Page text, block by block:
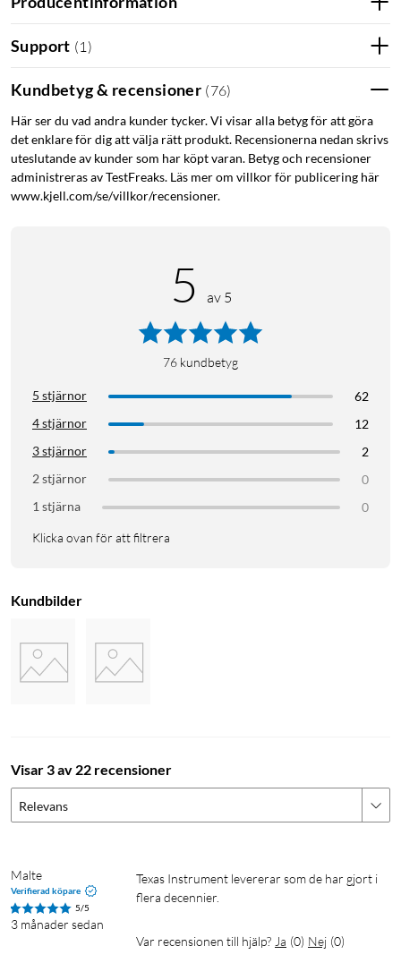
även anslutas till Windows-dator eller Mac. Kan också via
USB-anslutningen till en dator projicera räknarens skärm på
t.ex. en projektor. Levereras med Mini-USB-kabel. Drivs via det
inbyggda, uppladdningsbara batteriet.
Support (1 )
Kundbetyg & recensioner (76)
Här ser du vad andra kunder tycker. Vi visar alla betyg för att göra
det enklare för dig att välja rätt produkt. Recensionerna nedan skrivs
uteslutande av kunder som har köpt varan. Betyg och recensioner
administreras av TestFreaks. Läs mer om villkor för publicering här
www.kjell.com/se/villkor/recensioner.
5 av 5
76 kundbetyg
5 stjärnor
62
4 stjärnor
12
3 stjärnor
2
2 stjärnor
0
1 stjärna
0
Klicka ovan för att filtrera
Kundbilder
Visar 3 av 22 recensioner
Relevans
Malte
Verifierad köpare
5/5
3 månader sedan
Texas Instrument levererar som de har gjort i
flera decennier.
Var recensionen till hjälp? Ja (0) Nej (0)